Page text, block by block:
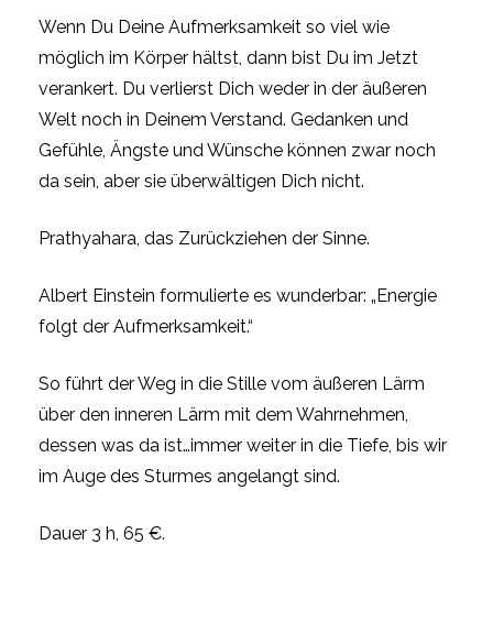
Wenn Du Deine Aufmerksamkeit so viel wie
möglich im Körper hältst, dann bist Du im Jetzt
verankert. Du verlierst Dich weder in der äußeren
Welt noch in Deinem Verstand. Gedanken und
Gefühle, Ängste und Wünsche können zwar noch
da sein, aber sie überwältigen Dich nicht.
Prathyahara, das Zurückziehen der Sinne.
Albert Einstein formulierte es wunderbar: „Energie
folgt der Aufmerksamkeit.“
So führt der Weg in die Stille vom äußeren Lärm
über den inneren Lärm mit dem Wahrnehmen,
dessen was da ist…immer weiter in die Tiefe, bis wir
im Auge des Sturmes angelangt sind.
Dauer 3 h, 65 €.